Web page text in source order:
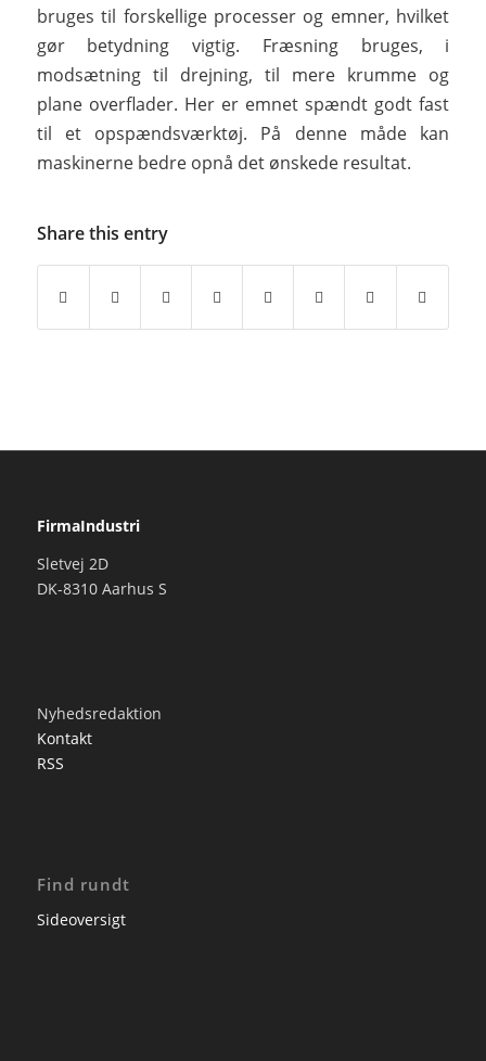
bruges til forskellige processer og emner, hvilket
gør betydning vigtig. Fræsning bruges, i
modsætning til drejning, til mere krumme og
plane overflader. Her er emnet spændt godt fast
til et opspændsværktøj. På denne måde kan
maskinerne bedre opnå det ønskede resultat.
Share this entry
FirmaIndustri
Sletvej 2D
DK-8310 Aarhus S
Nyhedsredaktion
Kontakt
RSS
Find rundt
Sideoversigt